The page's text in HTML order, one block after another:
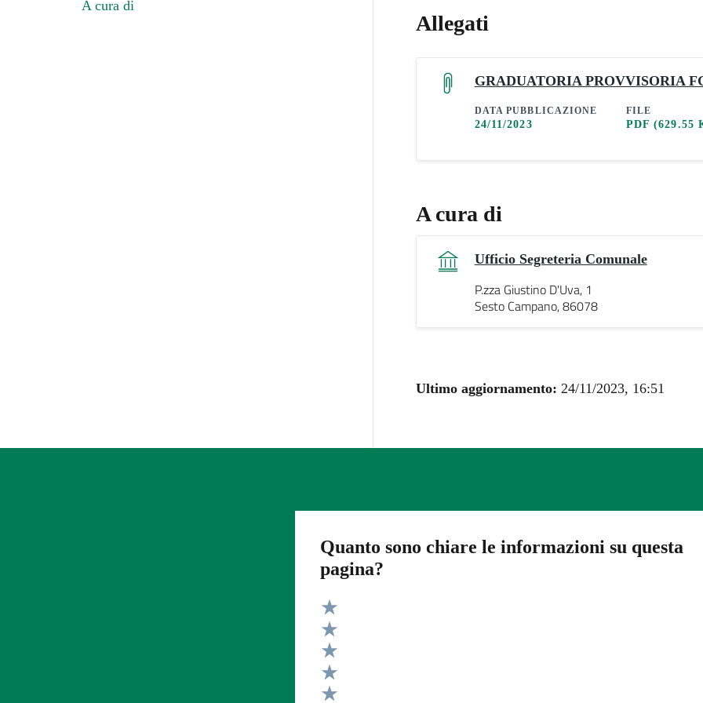
A cura di
Allegati
GRADUATORIA PROVVISORIA
DATA PUBBLICAZIONE
24/11/2023
FILE
PDF(629.55
A cura di
Ufficio Segreteria Comunale
P.zza Giustino D'Uva, 1
Sesto Campano, 86078
Ultimo aggiornamento: 24/11/2023, 16:51
Quanto sono chiare le informazioni su questa
pagina?
Valuta 5 stelle su 5
Valuta 4 stelle su 5
Valuta 3 stelle su 5
Valuta 2 stelle su 5